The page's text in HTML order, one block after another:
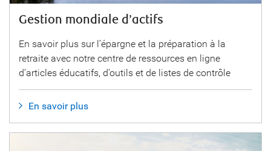
Gestion mondiale d’actifs
En savoir plus sur l’épargne et la préparation à la
retraite avec notre centre de ressources en ligne
d’articles éducatifs, d’outils et de listes de contrôle
En savoir plus